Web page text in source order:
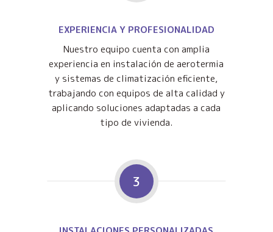
EXPERIENCIA Y PROFESIONALIDAD
Nuestro equipo cuenta con amplia
experiencia en instalación de aerotermia
y sistemas de climatización eficiente,
trabajando con equipos de alta calidad y
aplicando soluciones adaptadas a cada
tipo de vivienda.
3